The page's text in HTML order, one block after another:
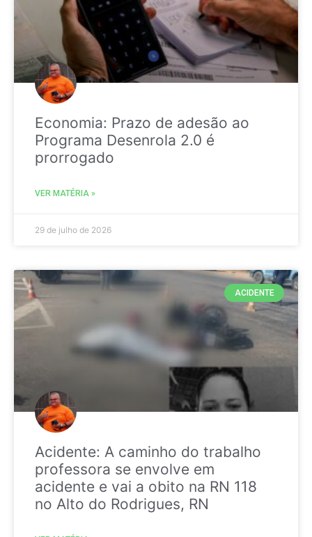
Economia: Prazo de adesão ao
Programa Desenrola 2.0 é
prorrogado
VER MATÉRIA »
29 de julho de 2026
ACIDENTE
Acidente: A caminho do trabalho
professora se envolve em
acidente e vai a obito na RN 118
no Alto do Rodrigues, RN